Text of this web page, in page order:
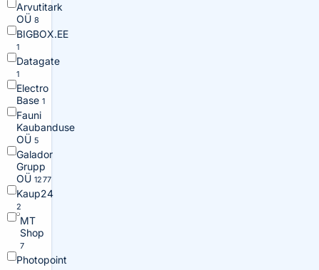
Arvutitark
OÜ 8
BIGBOX.EE
1
Datagate
1
Electro
Base 1
Fauni
Kaubanduse
OÜ 5
Galador
Grupp
OÜ 1277
Kaup24
2
MT
Shop
7
Photopoint